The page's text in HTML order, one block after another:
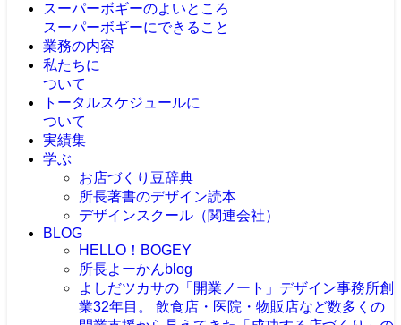
スーパーボギーのよいところ
スーパーボギーにできること
業務の内容
私たちに
ついて
トータルスケジュールに
ついて
実績集
学ぶ
お店づくり豆辞典
所長著書のデザイン読本
デザインスクール（関連会社）
BLOG
HELLO！BOGEY
所長よーかんblog
よしだツカサの「開業ノート」 デザイン事務所創
業32年目。 飲食店・医院・物販店など数多くの